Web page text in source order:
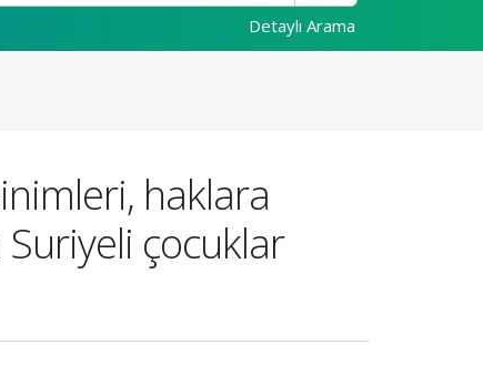
Detaylı Arama
haklara
çocuklar